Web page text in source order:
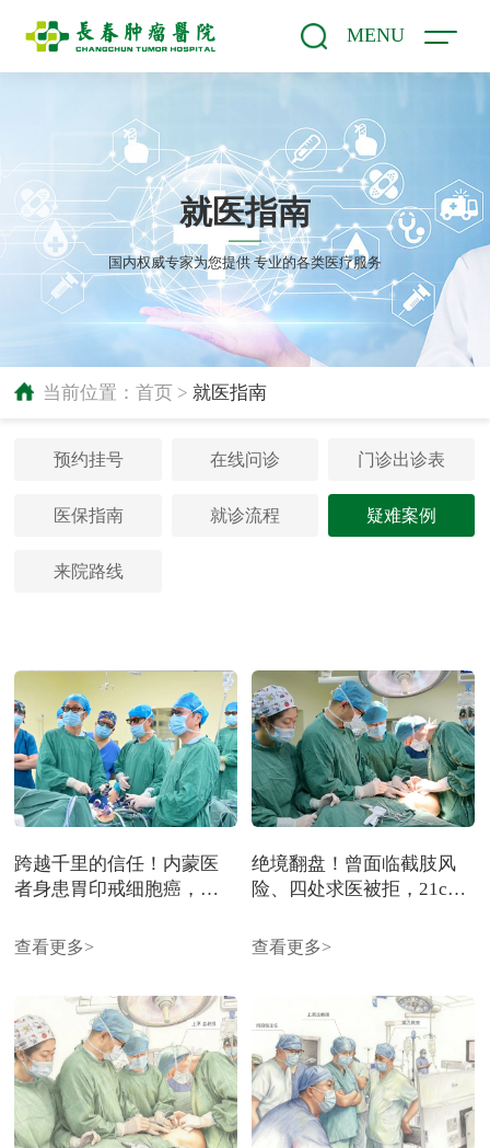
MENU
就医指南
国内权威专家为您提供 专业的各类医疗服务
当前位置： 首页> 就医指南
预约挂号 在线问诊 门诊出诊表
医保指南 就诊流程 疑难案例
来院路线
跨越千里的信任！内蒙医
者身患胃印戒细胞癌，远
创根治手术圆满收官
查看更多>
绝境翻盘！曾面临截肢风
险、四处求医被拒，21cm
院！
查看更多>